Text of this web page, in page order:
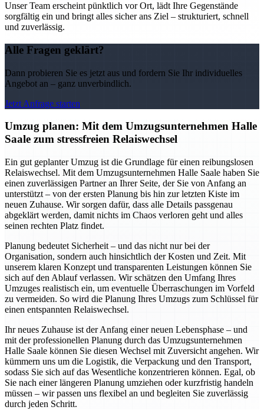
Unser Team erscheint pünktlich vor Ort, lädt Ihre Gegenstände
sorgfältig ein und bringt alles sicher ans Ziel – strukturiert, schnell
und zuverlässig.
Alle Fragen geklärt?
Dann probieren Sie es jetzt aus und fordern Sie Ihr individuelles
Angebot an – ganz unverbindlich.
Jetzt Anfrage starten
Umzug planen: Mit dem Umzugsunternehmen Halle
Saale zum stressfreien Relaiswechsel
Ein gut geplanter Umzug ist die Grundlage für einen reibungslosen
Relaiswechsel. Mit dem Umzugsunternehmen Halle Saale haben Sie
einen zuverlässigen Partner an Ihrer Seite, der Sie von Anfang an
unterstützt – von der ersten Planung bis hin zur letzten Kiste im
neuen Zuhause. Wir sorgen dafür, dass alle Details passgenau
abgeklärt werden, damit nichts im Chaos verloren geht und alles
seinen rechten Platz findet.
Planung bedeutet Sicherheit – und das nicht nur bei der
Organisation, sondern auch hinsichtlich der Kosten und Zeit. Mit
unserem klaren Konzept und transparenten Leistungen können Sie
sich auf den Ablauf verlassen. Wir schätzen den Umfang Ihres
Umzuges realistisch ein, um eventuelle Überraschungen im Vorfeld
zu vermeiden. So wird die Planung Ihres Umzugs zum Schlüssel für
einen entspannten Relaiswechsel.
Ihr neues Zuhause ist der Anfang einer neuen Lebensphase – und
mit der professionellen Planung durch das Umzugsunternehmen
Halle Saale können Sie diesen Wechsel mit Zuversicht angehen. Wir
kümmern uns um die Logistik, die Verpackung und den Transport,
sodass Sie sich auf das Wesentliche konzentrieren können. Egal, ob
Sie nach einer längeren Planung umziehen oder kurzfristig handeln
müssen – wir passen uns flexibel an und begleiten Sie zuverlässig
durch jeden Schritt.